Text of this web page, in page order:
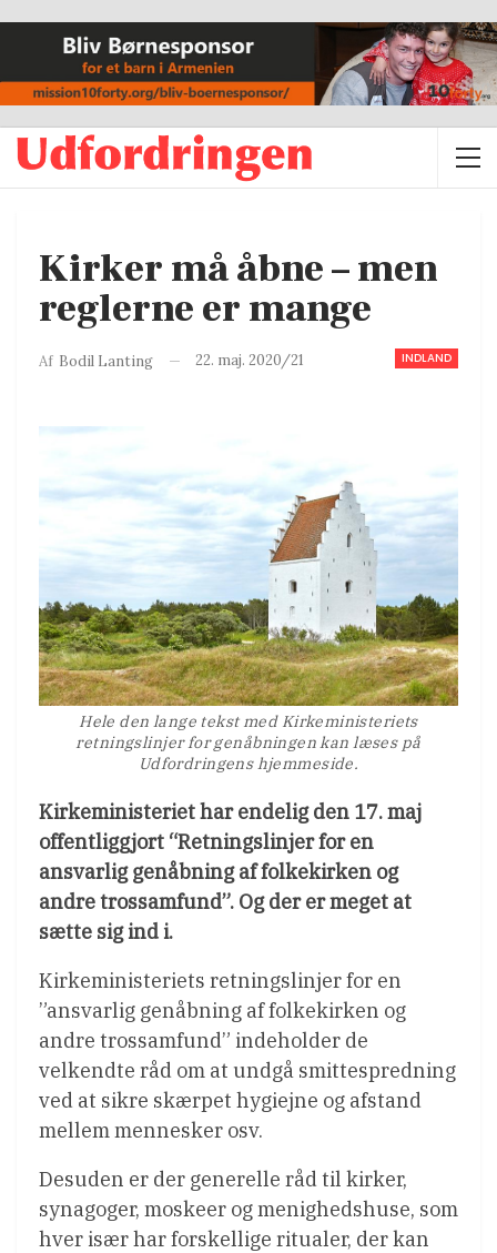
Kirker må åbne – men
reglerne er mange
INDLAND
Af Bodil Lanting 22. maj. 2020/21
Hele den lange tekst med Kirkeministeriets
retningslinjer for genåbningen kan læses på
Udfordringens hjemmeside.
Kirkeministeriet har endelig den 17. maj
offentliggjort “Retningslinjer for en
ansvarlig genåbning af folkekirken og
andre trossamfund”. Og der er meget at
sætte sig ind i.
Kirkeministeriets retningslinjer for en
”ansvarlig genåbning af folkekirken og
andre trossamfund” indeholder de
velkendte råd om at undgå smittespredning
ved at sikre skærpet hygiejne og afstand
mellem mennesker osv.
Desuden er der generelle råd til kirker,
synagoger, moskeer og menighedshuse, som
hver især har forskellige ritualer, der kan